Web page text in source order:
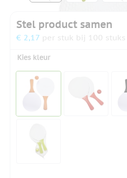
Stel product samen
€ 2,17 per stuk bij 100 stuks
Kies kleur